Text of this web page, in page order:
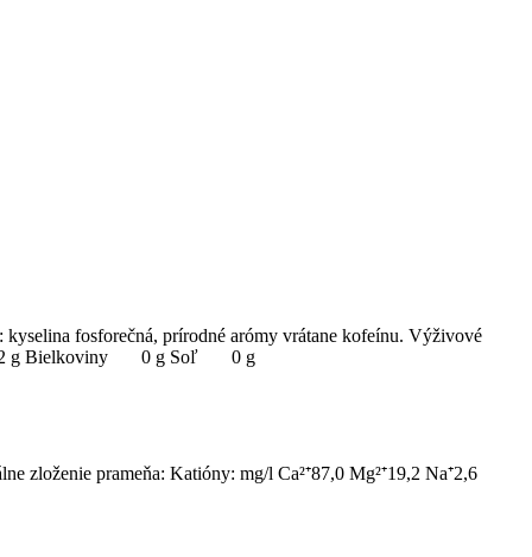
fosforečná, prírodné arómy vrátane kofeínu. Výživové
g Bielkoviny 0 g Soľ 0 g
prameňa: Katióny: mg/l Ca²⁺87,0 Mg²⁺19,2 Na⁺2,6